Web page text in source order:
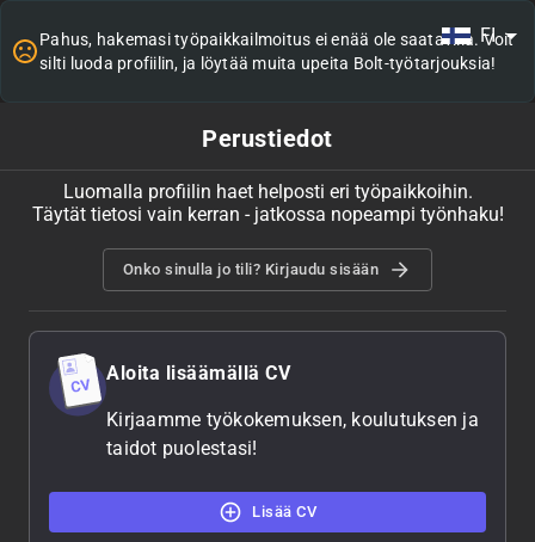
FI
Pahus, hakemasi työpaikkailmoitus ei enää ole saatavilla. Voit
silti luoda profiilin, ja löytää muita upeita Bolt-työtarjouksia!
Perustiedot
Luomalla profiilin haet helposti eri työpaikkoihin.
Täytät tietosi vain kerran - jatkossa nopeampi työnhaku!
Onko sinulla jo tili? Kirjaudu sisään
Aloita lisäämällä CV
Kirjaamme työkokemuksen, koulutuksen ja
taidot puolestasi!
Lisää CV